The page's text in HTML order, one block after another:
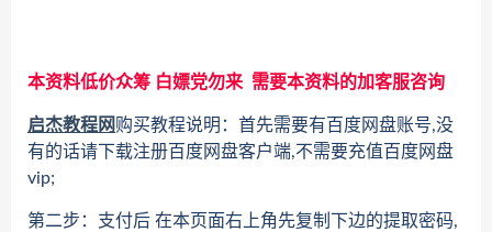
本资料低价众筹 白嫖党勿来 需要本资料的加客服咨询
启杰教程网购买教程说明：首先需要有百度网盘账号,没
有的话请下载注册百度网盘客户端,不需要充值百度网盘
vip;
第二步：支付后 在本页面右上角先复制下边的提取密码,